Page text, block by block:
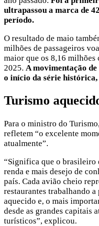
ultrapassou a marca de
período.
O resultado de maio
milhões de passageiros
maior que os 8,16
2025. A movimentação
o início da série histórica,
Turismo
Para o ministro do
refletem “o excelente
atualmente”.
“Significa que o brasileiro
renda e mais desejo de
país. Cada avião cheio
restaurantes trabalhando
aquecido e, o mais
desde as grandes capitais
turísticos”, explicou.